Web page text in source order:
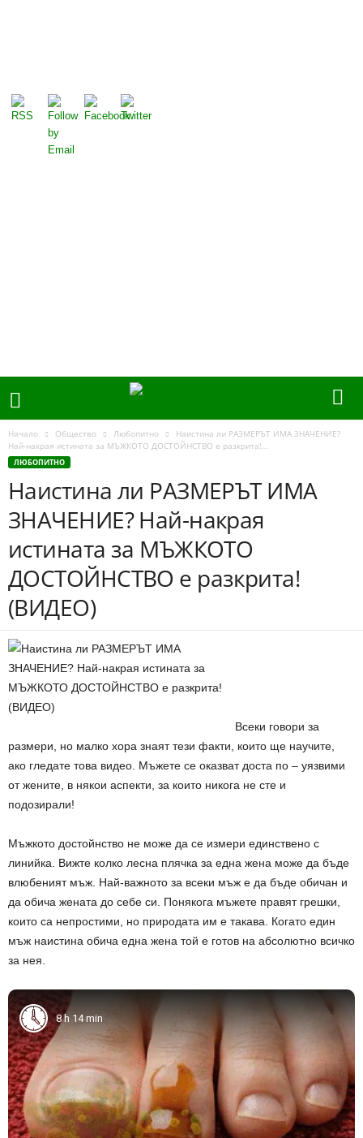
Начало Общество Любопитно
Наистина ли РАЗМЕРЪТ ИМА ЗНАЧЕНИЕ?
Най-накрая истината за МЪЖКОТО ДОСТОЙНСТВО е разкрита!...
ЛЮБОПИТНО
Наистина ли РАЗМЕРЪТ ИМА
ЗНАЧЕНИЕ? Най-накрая
истината за МЪЖКОТО
ДОСТОЙНСТВО е разкрита!
(ВИДЕО)
Всеки говори за
размери, но малко хора знаят тези факти, които ще научите,
ако гледате това видео. Мъжете се оказват доста по – уязвими
от жените, в някои аспекти, за които никога не сте и
подозирали!
Мъжкото достойнство не може да се измери единствено с
линийка. Вижте колко лесна плячка за една жена може да бъде
влюбеният мъж. Най-важното за всеки мъж е да бъде обичан и
да обича жената до себе си. Понякога мъжете правят грешки,
които са непростими, но природата им е такава. Когато един
мъж наистина обича една жена той е готов на абсолютно всичко
за нея.
8 h 14 min